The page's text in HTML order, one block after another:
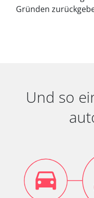
Gründen
Und so